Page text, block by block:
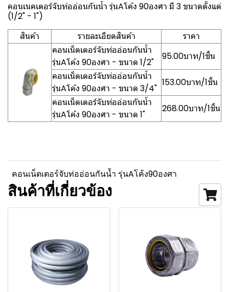
คอนเนคเตอร์จับท่ออ่อนกันน้ำ รุ่นAโค้ง 90องศา มี 3 ขนาดตั้งแต่
(1/2" - 1")
สินค้า
รายละเอียดสินค้า
ราคา
คอนเน็ตเตอร์จับท่ออ่อนกันน้ำ
รุ่นAโค้ง 90องศา - ขนาด 1/2"
95.00บาท/1ชิ้น
คอนเน็ตเตอร์จับท่ออ่อนกันน้ำ
รุ่นAโค้ง 90องศา - ขนาด 3/4"
153.00บาท/1ชิ้น
คอนเน็ตเตอร์จับท่ออ่อนกันน้ำ
รุ่นAโค้ง 90องศา - ขนาด 1"
268.00บาท/1ชิ้น
คอนเน็ตเตอร์จับท่ออ่อนกันน้ำ รุ่นAโค้ง90องศา
สินค้าที่เกี่ยวข้อง